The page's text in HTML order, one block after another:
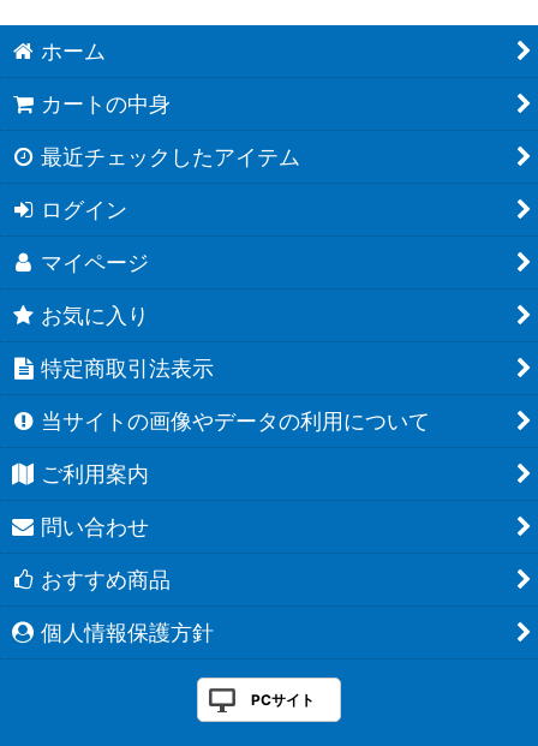
ホーム
カートの中身
最近チェックしたアイテム
ログイン
マイページ
お気に入り
特定商取引法表示
当サイトの画像やデータの利用について
ご利用案内
問い合わせ
おすすめ商品
個人情報保護方針
PCサイト